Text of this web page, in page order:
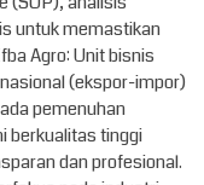
untuk memastikan
Agro: Unit bisnis
(ekspor-impor)
pemenuhan
berkualitas tinggi
dan profesional.